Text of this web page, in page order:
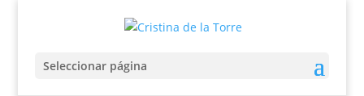
Seleccionar página